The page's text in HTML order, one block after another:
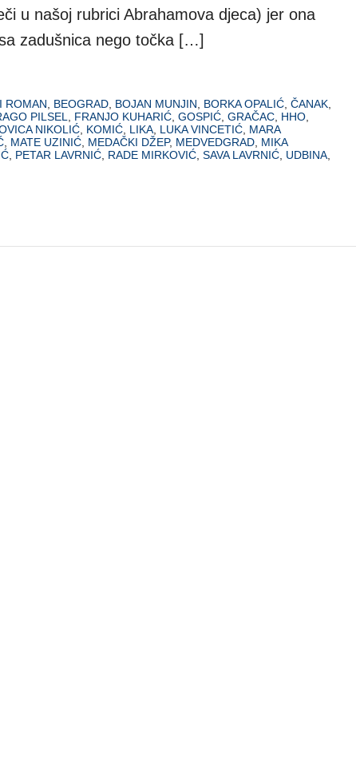
u našoj rubrici Abrahamova djeca) jer ona
zadušnica nego točka […]
ROMAN BEOGRAD BOJAN MUNJIN BORKA OPALIĆ ČANAK
PILSEL FRANJO KUHARIĆ GOSPIĆ GRAČAC HHO
NIKOLIĆ KOMIĆ LIKA LUKA VINCETIĆ MARA
MATE UZINIĆ MEDAČKI DŽEP, MEDVEDGRAD MIKA
PETAR LAVRNIĆ RADE MIRKOVIĆ SAVA LAVRNIĆ UDBINA